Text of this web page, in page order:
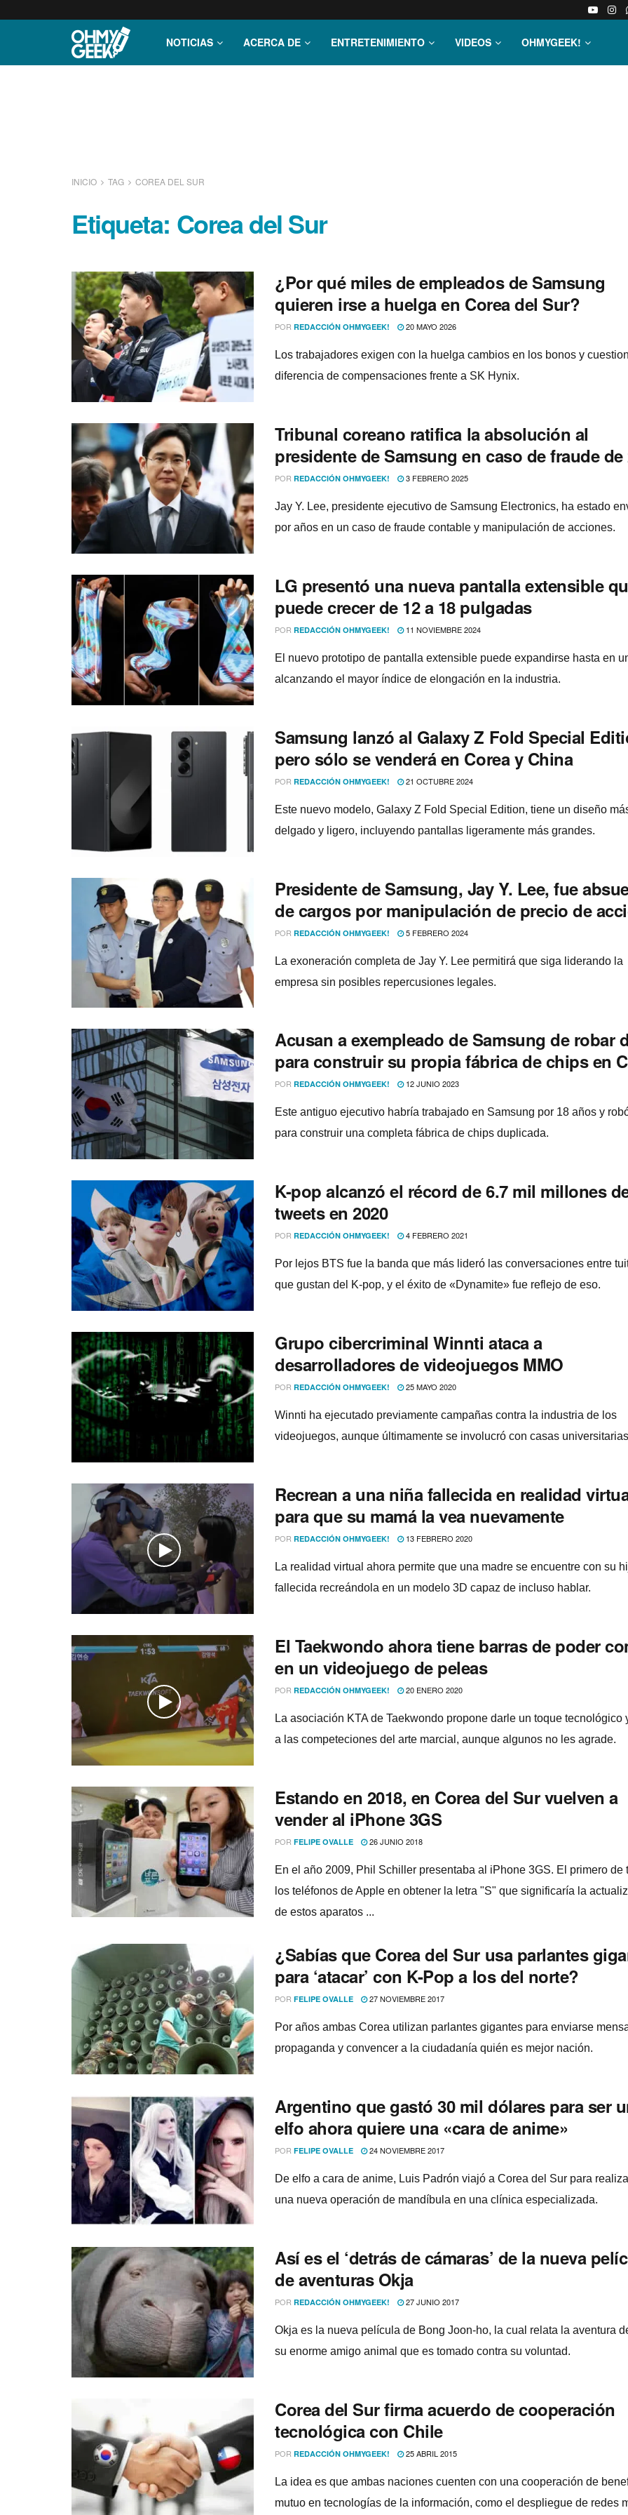
NOTICIAS ACERCA DE ENTRETENIMIENTO VIDEOS OHMYGEEK!
INICIO TAG COREA DEL SUR
Etiqueta: Corea del Sur
¿Por qué miles de empleados de Samsung
quieren irse a huelga en Corea del Sur?
POR REDACCIÓN OHMYGEEK! 20 MAYO 2026
Los trabajadores exigen con la huelga cambios en los bonos y
diferencia de compensaciones frente a SK Hynix.
Tribunal coreano ratifica la absolución al
presidente de Samsung en caso de fraude de
POR REDACCIÓN OHMYGEEK! 3 FEBRERO 2025
Jay Y. Lee, presidente ejecutivo de Samsung Electronics, ha estado
por años en un caso de fraude contable y manipulación de acciones.
LG presentó una nueva pantalla extensible
puede crecer de 12 a 18 pulgadas
POR REDACCIÓN OHMYGEEK! 11 NOVIEMBRE 2024
El nuevo prototipo de pantalla extensible puede expandirse hasta en
alcanzando el mayor índice de elongación en la industria.
Samsung lanzó al Galaxy Z Fold Special
pero sólo se venderá en Corea y China
POR REDACCIÓN OHMYGEEK! 21 OCTUBRE 2024
Este nuevo modelo, Galaxy Z Fold Special Edition, tiene un diseño
delgado y ligero, incluyendo pantallas ligeramente más grandes.
Presidente de Samsung, Jay Y. Lee, fue
de cargos por manipulación de precio de
POR REDACCIÓN OHMYGEEK! 5 FEBRERO 2024
La exoneración completa de Jay Y. Lee permitirá que siga liderando la
empresa sin posibles repercusiones legales.
Acusan a exempleado de Samsung de robar
para construir su propia fábrica de chips en
POR REDACCIÓN OHMYGEEK! 12 JUNIO 2023
Este antiguo ejecutivo habría trabajado en Samsung por 18 años y
para construir una completa fábrica de chips duplicada.
K-pop alcanzó el récord de 6.7 mil millones
tweets en 2020
POR REDACCIÓN OHMYGEEK! 4 FEBRERO 2021
Por lejos BTS fue la banda que más lideró las conversaciones entre
que gustan del K-pop, y el éxito de «Dynamite» fue reflejo de eso.
Grupo cibercriminal Winnti ataca a
desarrolladores de videojuegos MMO
POR REDACCIÓN OHMYGEEK! 25 MAYO 2020
Winnti ha ejecutado previamente campañas contra la industria de los
videojuegos, aunque últimamente se involucró con casas
Recrean a una niña fallecida en realidad
para que su mamá la vea nuevamente
POR REDACCIÓN OHMYGEEK! 13 FEBRERO 2020
La realidad virtual ahora permite que una madre se encuentre con su
fallecida recreándola en un modelo 3D capaz de incluso hablar.
El Taekwondo ahora tiene barras de poder
en un videojuego de peleas
POR REDACCIÓN OHMYGEEK! 20 ENERO 2020
La asociación KTA de Taekwondo propone darle un toque tecnológico
a las competeciones del arte marcial, aunque algunos no les agrade.
Estando en 2018, en Corea del Sur vuelven a
vender al iPhone 3GS
POR FELIPE OVALLE 26 JUNIO 2018
En el año 2009, Phil Schiller presentaba al iPhone 3GS. El primero de
los teléfonos de Apple en obtener la letra "S" que significarí­a la
de estos aparatos ...
¿Sabí­as que Corea del Sur usa parlantes
para ‘atacar’ con K-Pop a los del norte?
POR FELIPE OVALLE 27 NOVIEMBRE 2017
Por años ambas Corea utilizan parlantes gigantes para enviarse
propaganda y convencer a la ciudadaní­a quién es mejor nación.
Argentino que gastó 30 mil dólares para ser
elfo ahora quiere una «cara de anime»
POR FELIPE OVALLE 24 NOVIEMBRE 2017
De elfo a cara de anime, Luis Padrón viajó a Corea del Sur para
una nueva operación de mandí­bula en una clí­nica especializada.
Así­ es el ‘detrás de cámaras’ de la nueva
de aventuras Okja
POR REDACCIÓN OHMYGEEK! 27 JUNIO 2017
Okja es la nueva pelí­cula de Bong Joon-ho, la cual relata la aventura
su enorme amigo animal que es tomado contra su voluntad.
Corea del Sur firma acuerdo de cooperación
tecnológica con Chile
POR REDACCIÓN OHMYGEEK! 25 ABRIL 2015
La idea es que ambas naciones cuenten con una cooperación de
mutuo en tecnologí­as de la información, como el despliegue de redes